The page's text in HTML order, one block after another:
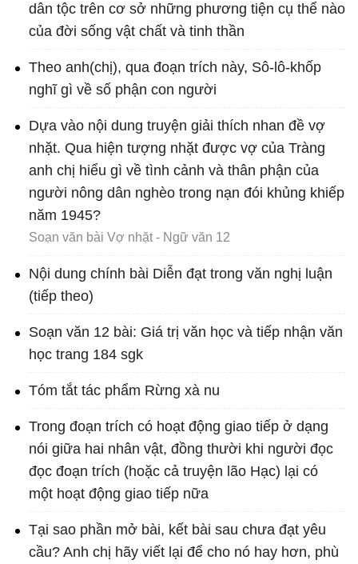
dân tộc trên cơ sở những phương tiện cụ thể nào
của đời sống vật chất và tinh thần
Theo anh(chị), qua đoạn trích này, Sô-lô-khốp
nghĩ gì về số phận con người
Dựa vào nội dung truyện giải thích nhan đề vợ
nhặt. Qua hiện tượng nhặt được vợ của Tràng
anh chị hiểu gì về tình cảnh và thân phận của
người nông dân nghèo trong nạn đói khủng khiếp
năm 1945?
Soạn văn bài Vợ nhặt - Ngữ văn 12
Nội dung chính bài Diễn đạt trong văn nghị luận
(tiếp theo)
Soạn văn 12 bài: Giá trị văn học và tiếp nhận văn
học trang 184 sgk
Tóm tắt tác phẩm Rừng xà nu
Trong đoạn trích có hoạt động giao tiếp ở dạng
nói giữa hai nhân vật, đồng thười khi người đọc
đọc đoạn trích (hoặc cả truyện lão Hạc) lại có
một hoạt động giao tiếp nữa
Tại sao phần mở bài, kết bài sau chưa đạt yêu
cầu? Anh chị hãy viết lại để cho nó hay hơn, phù